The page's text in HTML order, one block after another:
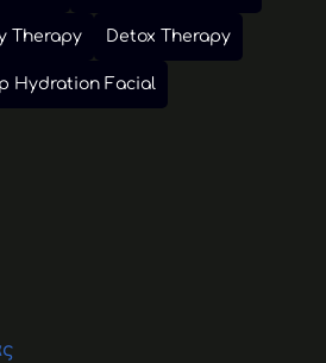
Therapy Detox Therapy
Hydration Facial